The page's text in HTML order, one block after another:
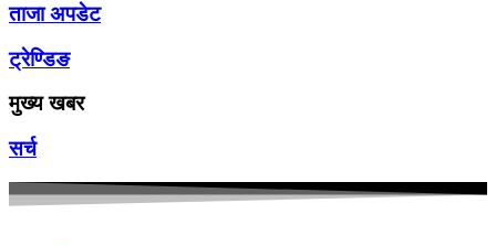
ताजा अपडेट
ट्रेण्डिङ
मुख्य खबर
सर्च